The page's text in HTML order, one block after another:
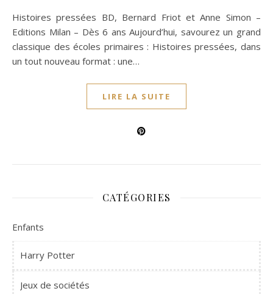
Histoires pressées BD, Bernard Friot et Anne Simon –
Editions Milan – Dès 6 ans Aujourd’hui, savourez un grand
classique des écoles primaires : Histoires pressées, dans
un tout nouveau format : une…
LIRE LA SUITE
CATÉGORIES
Enfants
Harry Potter
Jeux de sociétés